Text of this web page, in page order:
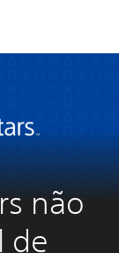
não
de